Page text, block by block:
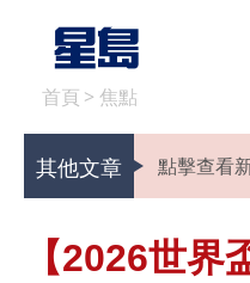
首頁 > 焦點
其他文章 點擊查看
【2026世界